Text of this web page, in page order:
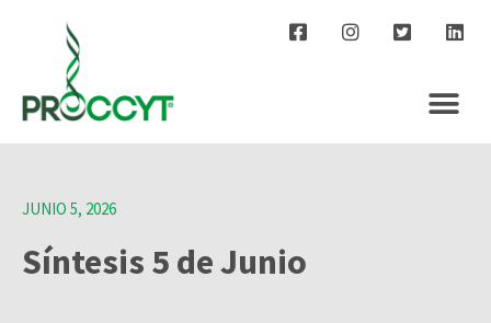
JUNIO 5, 2026
Síntesis 5 de Junio